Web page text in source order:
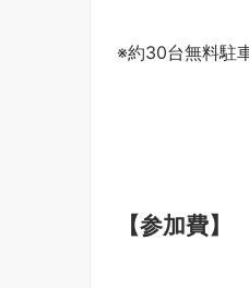
※約30台無料駐
【参加費】